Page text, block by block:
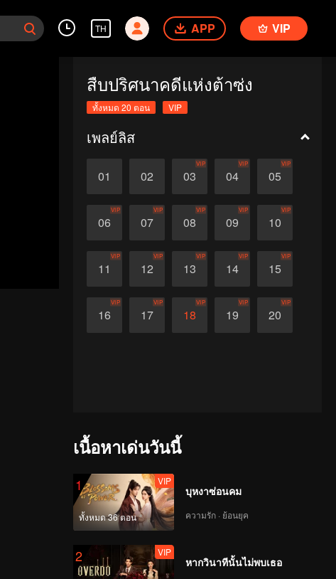
TH APP VIP
สืบปริศนาคดีแห่งต้าซ่ง
ทั้งหมด 20 ตอน VIP
เพลย์ลิส
01 02 03
VIP
04
VIP
05
VIP
06
VIP
07
VIP
08
VIP
09
VIP
10
VIP
11
VIP
12
VIP
13
VIP
14
VIP
15
VIP
16
VIP
17
VIP
18
VIP
19
VIP
20
VIP
เนื้อหาเด่นวันนี้
1
ทั้งหมด 36 ตอน
VIP
บุหงาซ่อนคม
ความรัก · ย้อนยุค
2 VIP
หากวินาทีนั้นไม่พบเธอ